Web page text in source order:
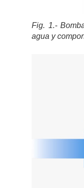
Fig. 1.-
agua y